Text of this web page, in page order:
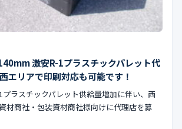
🇰🇷🇹🇼🇻🇳
激安R-1プラスチックパレット代
エリアで印刷対応も可能です！
ラスチックパレット供給量増加に伴い、西
材商社・包装資材商社様向けに代理店を募